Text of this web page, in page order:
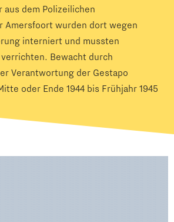
aus dem Polizeilichen
Amersfoort wurden dort wegen
interniert und mussten
Bewacht durch
Verantwortung der Gestapo
oder Ende 1944 bis Frühjahr 1945